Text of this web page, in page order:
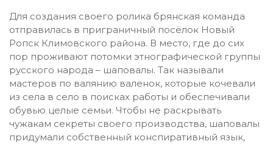
Для создания своего ролика брянская команда
отправилась в приграничный посёлок Новый
Ропск Климовского района. В место, где до сих
пор проживают потомки этнографической группы
русского народа – шаповалы. Так называли
мастеров по валянию валенок, которые кочевали
из села в село в поисках работы и обеспечивали
обувью целые семьи. Чтобы не раскрывать
чужакам секреты своего производства, шаповалы
придумали собственный конспиративный язык,